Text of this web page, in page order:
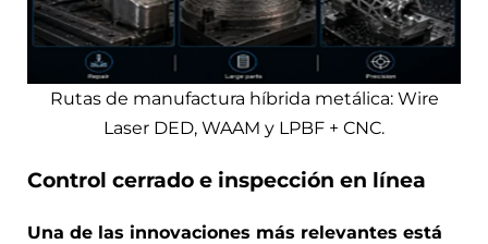
Rutas de manufactura híbrida metálica: Wire
Laser DED, WAAM y LPBF + CNC.
Control cerrado e inspección en línea
Una de las innovaciones más relevantes está